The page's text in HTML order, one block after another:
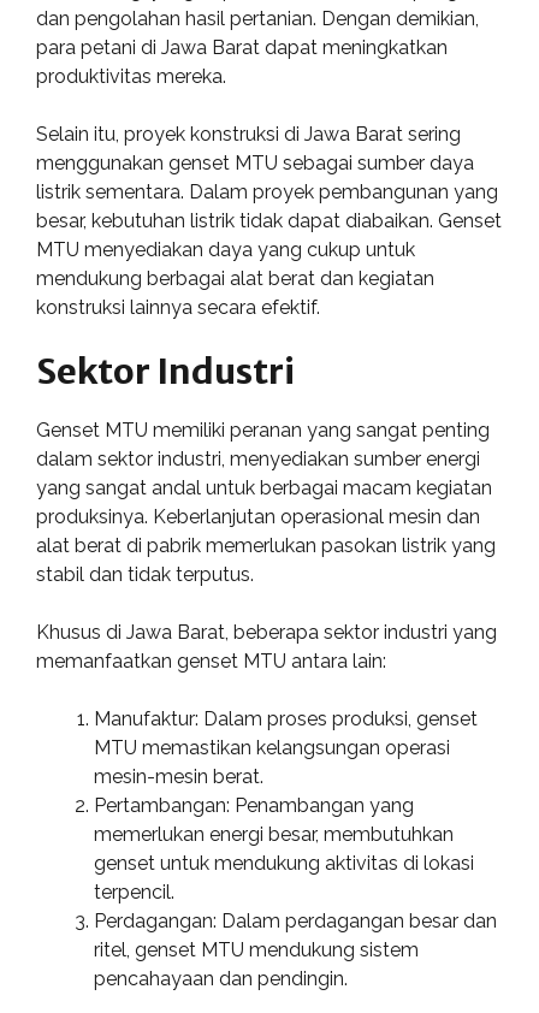
dan pengolahan hasil pertanian. Dengan demikian,
para petani di Jawa Barat dapat meningkatkan
produktivitas mereka.
Selain itu, proyek konstruksi di Jawa Barat sering
menggunakan genset MTU sebagai sumber daya
listrik sementara. Dalam proyek pembangunan yang
besar, kebutuhan listrik tidak dapat diabaikan. Genset
MTU menyediakan daya yang cukup untuk
mendukung berbagai alat berat dan kegiatan
konstruksi lainnya secara efektif.
Sektor Industri
Genset MTU memiliki peranan yang sangat penting
dalam sektor industri, menyediakan sumber energi
yang sangat andal untuk berbagai macam kegiatan
produksinya. Keberlanjutan operasional mesin dan
alat berat di pabrik memerlukan pasokan listrik yang
stabil dan tidak terputus.
Khusus di Jawa Barat, beberapa sektor industri yang
memanfaatkan genset MTU antara lain:
Manufaktur: Dalam proses produksi, genset
MTU memastikan kelangsungan operasi
mesin-mesin berat.
Pertambangan: Penambangan yang
memerlukan energi besar, membutuhkan
genset untuk mendukung aktivitas di lokasi
terpencil.
Perdagangan: Dalam perdagangan besar dan
ritel, genset MTU mendukung sistem
pencahayaan dan pendingin.